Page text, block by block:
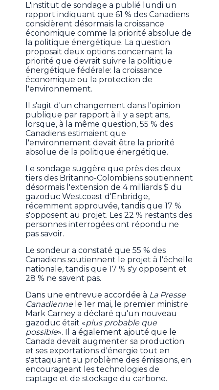
L'institut de sondage a publié lundi un
rapport indiquant que 61 % des Canadiens
considèrent désormais la croissance
économique comme la priorité absolue de
la politique énergétique. La question
proposait deux options concernant la
priorité que devrait suivre la politique
énergétique fédérale: la croissance
économique ou la protection de
l'environnement.
Il s'agit d'un changement dans l'opinion
publique par rapport à il y a sept ans,
lorsque, à la même question, 55 % des
Canadiens estimaient que
l'environnement devait être la priorité
absolue de la politique énergétique.
Le sondage suggère que près des deux
tiers des Britanno-Colombiens soutiennent
désormais l'extension de 4 milliards $ du
gazoduc Westcoast d'Enbridge,
récemment approuvée, tandis que 17 %
s'opposent au projet. Les 22 % restants des
personnes interrogées ont répondu ne
pas savoir.
Le sondeur a constaté que 55 % des
Canadiens soutiennent le projet à l'échelle
nationale, tandis que 17 % s'y opposent et
28 % ne savent pas.
Dans une entrevue accordée à La Presse
Canadienne le 1er mai, le premier ministre
Mark Carney a déclaré qu'un nouveau
gazoduc était «plus probable que
possible». Il a également ajouté que le
Canada devait augmenter sa production
et ses exportations d'énergie tout en
s'attaquant au problème des émissions, en
encourageant les technologies de
captage et de stockage du carbone.